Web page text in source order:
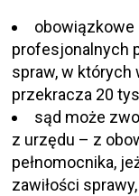
profesjonalnych
spraw, w których
przekracza 20
sąd może
z urzędu – z
pełnomocnika,
zawiłości